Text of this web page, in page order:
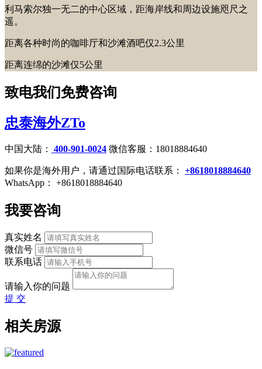
利马索尔独一无二的中心区域，距海岸线和周边设施咫尺之
遥。
距离各种时尚的咖啡厅和沙滩酒吧仅2.3公里
距离连绵的沙滩仅5公里
致电我们免费咨询
忠泰海外ZTo
中国大陆： 400-901-0024 微信客服：18018884640
如果你是海外用户，请通过国际电话联系： +8618018884640
WhatsApp： +8618018884640
我要咨询
真实姓名
微信号
联系电话
请输入你的问题
提 交
相关房源